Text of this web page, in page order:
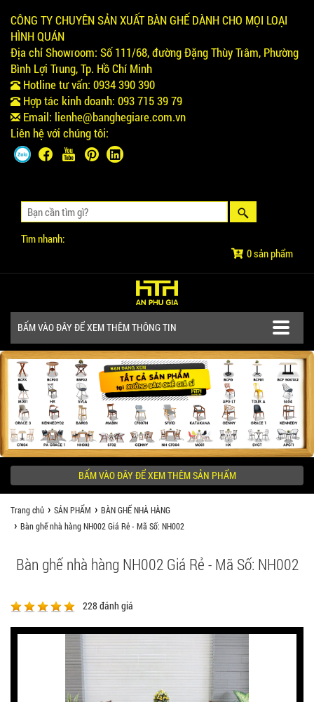
CÔNG TY CHUYÊN SẢN XUẤT BÀN GHẾ DÀNH CHO MỌI LOẠI
HÌNH QUÁN
Địa chỉ Showroom: Số 111/68, đường Đặng Thùy Trâm, Phường
Bình Lợi Trung, Tp. Hồ Chí Minh
Hotline tư vấn: 0934 390 390
Hợp tác kinh doanh: 093 715 39 79
Email: lienhe@banghegiare.com.vn
Liên hệ với chúng tôi:
Tìm nhanh:
0 sản phẩm
BẤM VÀO ĐÂY ĐỂ XEM THÊM THÔNG TIN
SẢN PHẨM
CÔNG TRÌNH
KHÁCH HÀNG NÊN BIẾT
BẤM VÀO ĐÂY ĐỂ XEM THÊM SẢN PHẨM
Trang chủ SẢN PHẨM
BÀN GHẾ NHÀ HÀNG
Bàn ghế nhà hàng NH002 Giá Rẻ - Mã Số: NH002
Bàn ghế nhà hàng NH002 Giá Rẻ - Mã Số: NH002
228đánh giá